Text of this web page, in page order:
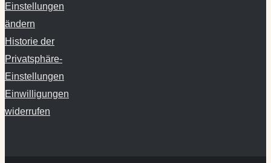
Einstellungen
ändern
Historie der
Privatsphäre-
Einstellungen
Einwilligungen
widerrufen